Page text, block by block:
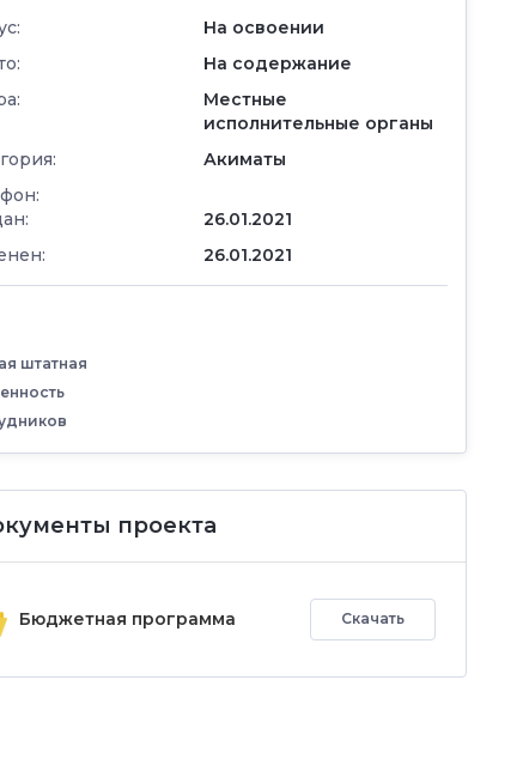
На освоении
На содержание
Местные
исполнительные органы
Акиматы
26.01.2021
26.01.2021
штатная
проекта
Бюджетная программа Скачать